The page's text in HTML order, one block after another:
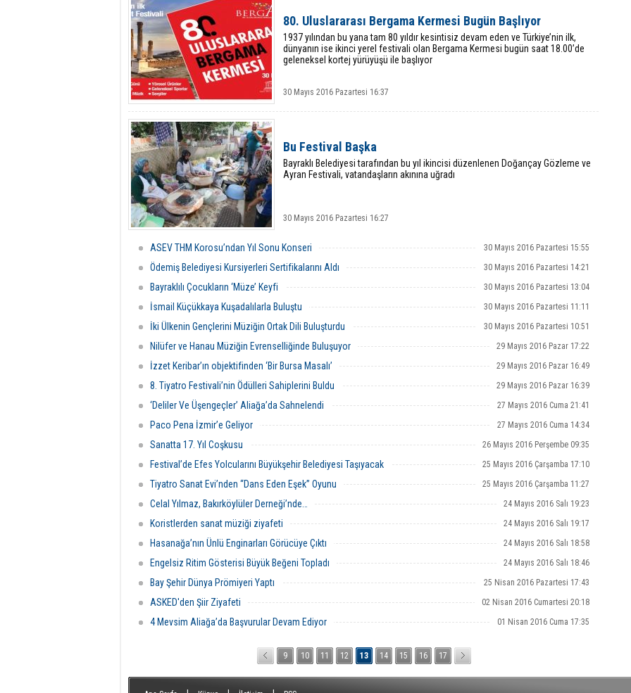
80. Uluslararası Bergama Kermesi Bugün Başlıyor
1937 yılından bu yana tam 80 yıldır kesintisiz devam eden ve Türkiye’nin ilk,
dünyanın ise ikinci yerel festivali olan Bergama Kermesi bugün saat 18.00’de
geleneksel kortej yürüyüşü ile başlıyor
30 Mayıs 2016 Pazartesi 16:37
Bu Festival Başka
Bayraklı Belediyesi tarafından bu yıl ikincisi düzenlenen Doğançay Gözleme ve
Ayran Festivali, vatandaşların akınına uğradı
30 Mayıs 2016 Pazartesi 16:27
ASEV THM Korosu’ndan Yıl Sonu Konseri 30 Mayıs 2016 Pazartesi 15:55
Ödemiş Belediyesi Kursiyerleri Sertifikalarını Aldı 30 Mayıs 2016 Pazartesi 14:21
Bayraklılı Çocukların ‘Müze’ Keyfi 30 Mayıs 2016 Pazartesi 13:04
İsmail Küçükkaya Kuşadalılarla Buluştu 30 Mayıs 2016 Pazartesi 11:11
İki Ülkenin Gençlerini Müziğin Ortak Dili Buluşturdu 30 Mayıs 2016 Pazartesi 10:51
Nilüfer ve Hanau Müziğin Evrenselliğinde Buluşuyor 29 Mayıs 2016 Pazar 17:22
İzzet Keribar’ın objektifinden ‘Bir Bursa Masalı’ 29 Mayıs 2016 Pazar 16:49
8. Tiyatro Festivali’nin Ödülleri Sahiplerini Buldu 29 Mayıs 2016 Pazar 16:39
‘Deliler Ve Üşengeçler’ Aliağa’da Sahnelendi 27 Mayıs 2016 Cuma 21:41
Paco Pena İzmir’e Geliyor 27 Mayıs 2016 Cuma 14:34
Sanatta 17. Yıl Coşkusu 26 Mayıs 2016 Perşembe 09:35
Festival’de Efes Yolcularını Büyükşehir Belediyesi Taşıyacak 25 Mayıs 2016 Çarşamba 17:10
Tiyatro Sanat Evi’nden “Dans Eden Eşek” Oyunu 25 Mayıs 2016 Çarşamba 11:27
Celal Yılmaz, Bakırköylüler Derneği’nde… 24 Mayıs 2016 Salı 19:23
Koristlerden sanat müziği ziyafeti 24 Mayıs 2016 Salı 19:17
Hasanağa’nın Ünlü Enginarları Görücüye Çıktı 24 Mayıs 2016 Salı 18:58
Engelsiz Ritim Gösterisi Büyük Beğeni Topladı 24 Mayıs 2016 Salı 18:46
Bay Şehir Dünya Prömiyeri Yaptı 25 Nisan 2016 Pazartesi 17:43
ASKED'den Şiir Ziyafeti 02 Nisan 2016 Cumartesi 20:18
4 Mevsim Aliağa’da Başvurular Devam Ediyor 01 Nisan 2016 Cuma 17:35
9 10 11 12 13 14 15 16 17